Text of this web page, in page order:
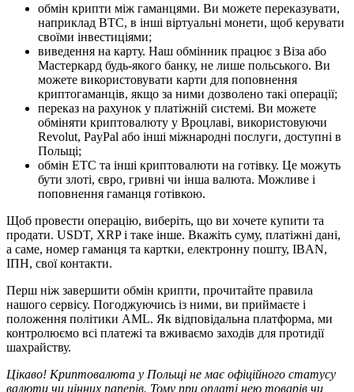
обмін крипти між гаманцями. Ви можете переказувати,
наприклад BTC, в інші віртуальні монети, щоб керувати
своїми інвестиціями;
виведення на карту. Наш обмінник працює з Віза або
Мастеркард будь-якого банку, не лише польського. Ви
можете використовувати карти для поповнення
криптогаманців, якщо за ними дозволено такі операції;
переказ на рахунок у платіжній системі. Ви можете
обміняти криптовалюту у Вроцлаві, використовуючи
Revolut, PayPal або інші міжнародні послуги, доступні в
Польщі;
обмін ETC та інші криптовалюти на готівку. Це можуть
бути злоті, євро, гривні чи інша валюта. Можливе і
поповнення гаманця готівкою.
Щоб провести операцію, виберіть, що ви хочете купити та
продати. USDT, XRP і таке інше. Вкажіть суму, платіжні дані,
а саме, номер гаманця та картки, електронну пошту, IBAN,
ІПН, свої контакти.
Перш ніж завершити обмін крипти, прочитайте правила
нашого сервісу. Погоджуючись із ними, ви приймаєте і
положення політики AML. Як відповідальна платформа, ми
контролюємо всі платежі та вживаємо заходів для протидії
шахрайству.
Цікаво! Криптовалюта у Польщі не має офіційного статусу
валюти чи цінних паперів. Тому при оплаті нею товарів чи